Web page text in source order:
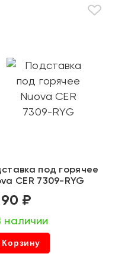
под горячее
CER 7309-RYG
₽
наличии
Корзину